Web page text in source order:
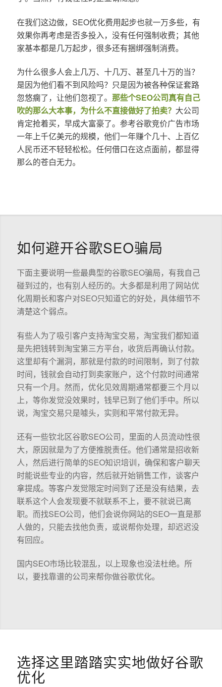
在我们这边做，SEO优化费用起步也就一万多些，有
效果你再考虑是否多投入，没有任何强制收费；其他
家基本都是几万起步，很多还有捆绑强制消费。
为什么很多人会上几万、十几万、甚至几十万的当？
是因为他们看不到风险吗？只是因为被各种保证套路
忽悠瘸了，让他们忽视了。 那些个SEO公司真有自己
吹的那么大本事，为什么不直接做好了拍卖？ 大公司
肯定抢着买，早成大富豪了。参考谷歌竞价广告市场
一年上千亿美元的规模，他们一年赚个几十、上百亿
人民币还不轻轻松松。任何借口在这点面前，都显得
那么的苍白无力。
如何避开谷歌SEO骗局
下面主要说明一些最典型的谷歌SEO骗局，有我自己
碰到过的，也有别人经历的。大多都是利用了网站优
化周期长和客户对SEO只知道它的好处，具体细节不
清楚这个弱点。
有些人为了吸引客户支持淘宝交易，淘宝我们都知道
是先把钱转到淘宝第三方平台，收货后再确认付款。
这里却有个漏洞，那就是付款的时间限制，到了付款
时间，钱就会自动打到卖家账户，这个付款时间通常
只有一个月。然而，优化见效周期通常都要三个月以
上，等你发觉没效果时，钱早已到了他们手中。所以
说，淘宝交易只是噱头，实则和平常付款无异。
还有一些钦北区谷歌SEO公司，里面的人员流动性很
大，原因就是为了方便推脱责任。他们通常是招收新
人，然后进行简单的SEO知识培训，确保和客户聊天
时能说些专业的内容，然后就开始销售工作，谈客户
拿提成。等客户发觉限定时间到了还是没有结果，去
联系这个人会发现要不就联系不上，要不就说已离
职。而找SEO公司，他们会说你网站的SEO一直是那
人做的，只能去找他负责，或说帮你处理，却迟迟没
有回应。
国内SEO市场比较混乱，以上现象也没法杜绝。所
以，要找靠谱的公司来帮你做谷歌优化。
选择这里踏踏实实地做好谷歌
优化